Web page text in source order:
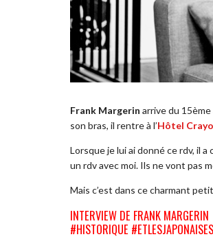
Frank Margerin arrive du
son bras, il rentre à l’Hôtel
Lorsque je lui ai donné ce rdv, il
un rdv avec moi. Ils ne vont pas
Mais c’est dans ce charmant
INTERVIEW DE FRANK MARGERIN
#HISTORIQUE